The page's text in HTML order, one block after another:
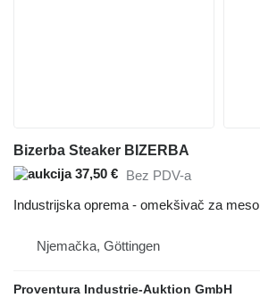
Bizerba Steaker BIZERBA
37,50 € Bez PDV-a
Industrijska oprema - omekšivač za meso
Njemačka, Göttingen
Proventura Industrie-Auktion GmbH